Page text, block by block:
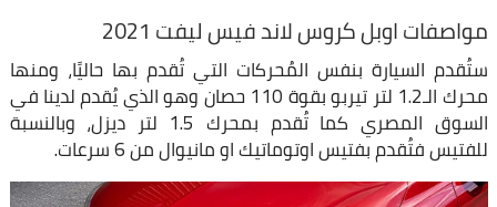
مواصفات اوبل كروس لاند فيس ليفت 2021
ستُقدم السيارة بنفس المُحركات التي تُقدم بها حاليًا، ومنها
محرك الـ1.2 لتر تيربو بقوة 110 حصان وهو الذي يُقدم لدينا في
السوق المصري كما تُقدم بمحرك 1.5 لتر ديزل، وبالنسبة
للفتيس فتُقدم بفتيس اوتوماتيك او مانيوال من 6 سرعات.